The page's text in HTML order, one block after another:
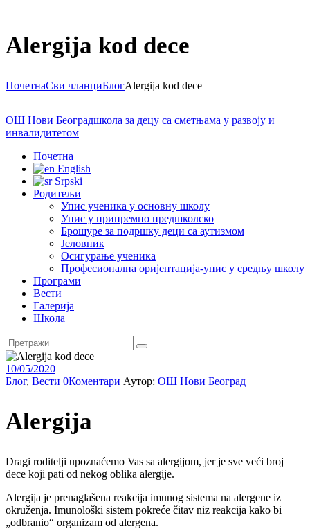
Alergija kod dece
ПочетнаСви чланциБлогAlergija kod dece
ОШ Нови Београдшкола за децу са сметњама у развоју и
инвалидитетом
Почетна
English
Srpski
Родитељи
Упис ученика у основну школу
Упис у припремно предшколско
Брошуре за подршку деци са аутизмом
Јеловник
Осигурање ученика
Професионална оријентација-упис у средњу школу
Програми
Вести
Галерија
Школа
10/05/2020
Блог, Вести 0Коментари Аутор: ОШ Нови Београд
Alergija
Dragi roditelji upoznaćemo Vas sa alergijom, jer je sve veći broj
dece koji pati od nekog oblika alergije.
Alergija je prenaglašena reakcija imunog sistema na alergene iz
okruženja. Imunološki sistem pokreće čitav niz reakcija kako bi
„odbranio“ organizam od alergena.